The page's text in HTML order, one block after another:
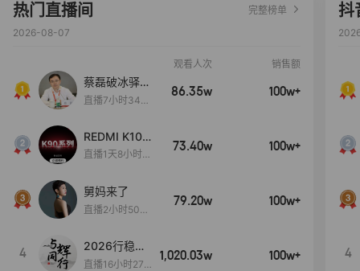
热门直播间
完整榜单
2026-08-07
观看人次 销售额
蔡磊破冰驿站
直播间好物分
直播7小时34分
86.35w 100w+
REDMI K100
Pro系列新品
启！
直播1天8小时2
73.40w 100w+
舅妈来了
直播2小时50分
79.20w 100w+
4
2026行稳致
远
直播16小时27
1,020.03w 100w+
抖
4